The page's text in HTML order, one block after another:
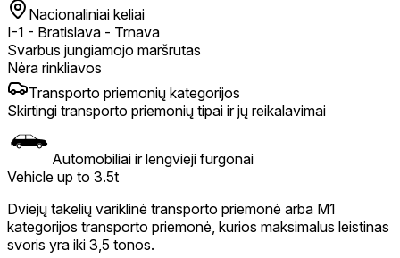
Nacionaliniai keliai
I-1 - Bratislava - Trnava
Svarbus jungiamojo maršrutas
Nėra rinkliavos
Transporto priemonių kategorijos
Skirtingi transporto priemonių tipai ir jų reikalavimai
Automobiliai ir lengvieji furgonai
Vehicle up to 3.5t
Dviejų takelių variklinė transporto priemonė arba M1
kategorijos transporto priemonė, kurios maksimalus leistinas
svoris yra iki 3,5 tonos.